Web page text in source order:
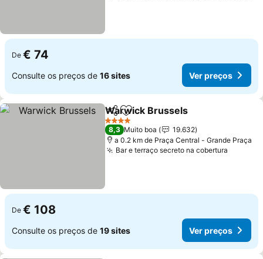
De € 74
Consulte os preços de 16 sites Ver preços
PartilharAdicionar aos favoritos
Warwick Brussels
4 Estrelas
8,3 Muito boa
19.632
a 0.2 km de Praça Central - Grande Praça
Bar e terraço secreto na cobertura
De € 108
Consulte os preços de 19 sites Ver preços